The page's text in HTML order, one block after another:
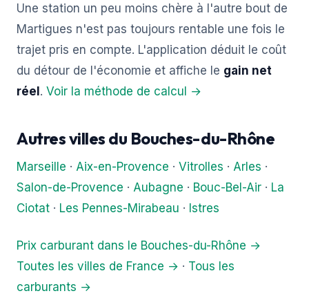
Une station un peu moins chère à l'autre bout de
Martigues n'est pas toujours rentable une fois le
trajet pris en compte. L'application déduit le coût
du détour de l'économie et affiche le gain net
réel . Voir la méthode de calcul →
Autres villes du Bouches-du-Rhône
Marseille · Aix-en-Provence · Vitrolles · Arles ·
Salon-de-Provence · Aubagne · Bouc-Bel-Air · La
Ciotat · Les Pennes-Mirabeau · Istres
Prix carburant dans le Bouches-du-Rhône →
Toutes les villes de France → · Tous les
carburants →